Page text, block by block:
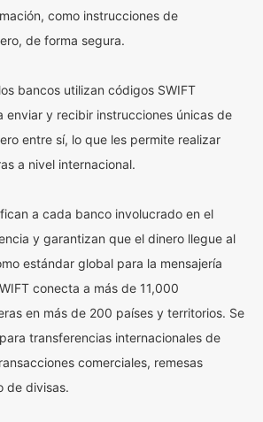
como instrucciones de
de forma segura.
bancos utilizan códigos SWIFT
enviar y recibir instrucciones únicas de
entre sí, lo que les permite realizar
a nivel internacional.
a cada banco involucrado en el
y garantizan que el dinero llegue al
estándar global para la mensajería
conecta a más de 11,000
en más de 200 países y territorios. Se
transferencias internacionales de
comerciales, remesas
de divisas.